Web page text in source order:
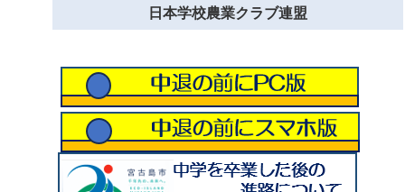
日本学校農業クラブ連盟